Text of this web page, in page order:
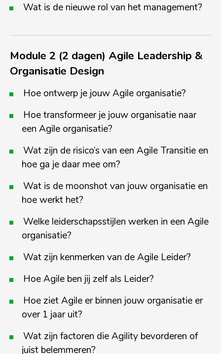
Wat is de nieuwe rol van het management?
Module 2 (2 dagen) Agile Leadership &
Organisatie Design
Hoe ontwerp je jouw Agile organisatie?
Hoe transformeer je jouw organisatie naar
een Agile organisatie?
Wat zijn de risico’s van een Agile Transitie en
hoe ga je daar mee om?
Wat is de moonshotvan jouw organisatie en
hoe werkt het?
Welke leiderschapsstijlen werken in een Agile
organisatie?
Wat zijn kenmerken van de Agile Leider?
Hoe Agile ben jij zelf als Leider?
Hoe ziet Agile er binnen jouw organisatie er
over 1 jaar uit?
Wat zijn factoren die Agility bevorderen of
juist belemmeren?